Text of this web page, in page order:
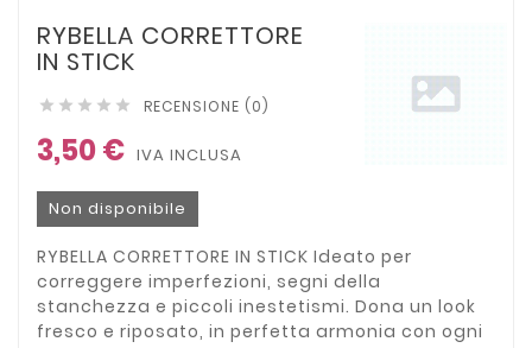
RYBELLA CORRETTORE
IN STICK
     RECENSIONE (0)
3,50 € IVA INCLUSA
Non disponibile
RYBELLA CORRETTORE IN STICK Ideato per
correggere imperfezioni, segni della
stanchezza e piccoli inestetismi. Dona un look
fresco e riposato, in perfetta armonia con ogni